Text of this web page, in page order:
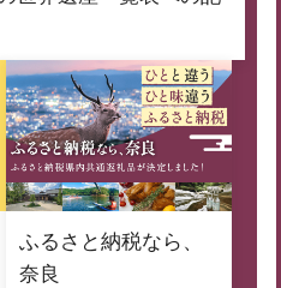
ふるさと納税なら、
奈良